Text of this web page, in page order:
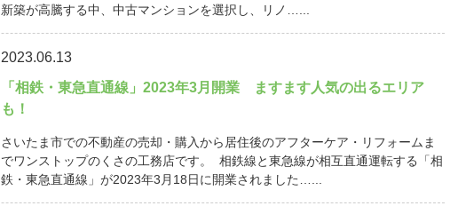
新築が高騰する中、中古マンションを選択し、リノ…...
2023.06.13
「相鉄・東急直通線」2023年3月開業 ますます人気の出るエリア
も！
さいたま市での不動産の売却・購入から居住後のアフターケア・リフォームま
でワンストップのくさの工務店です。 相鉄線と東急線が相互直通運転する「相
鉄・東急直通線」が2023年3月18日に開業されました…...